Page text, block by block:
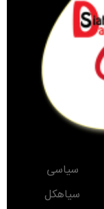
سیاسی
سیاهکل